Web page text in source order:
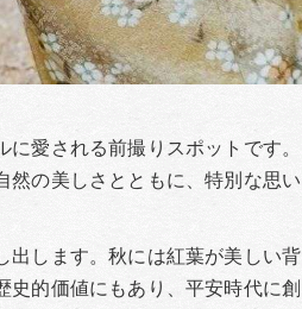
愛される前撮りスポットです。
然の美しさとともに、特別な思い
出します。秋には紅葉が美しい背
的価値にもあり、平安時代に創